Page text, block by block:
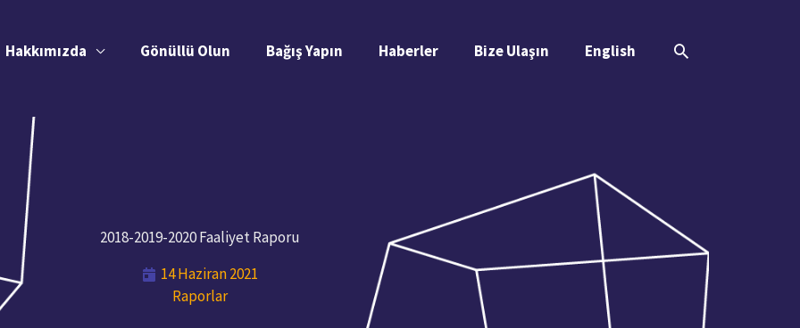
Hakkımızda
Gönüllü Olun Bağış Yapın Haberler Bize Ulaşın English Arama
2018-2019-2020 Faaliyet Raporu
14 Haziran 2021
Raporlar